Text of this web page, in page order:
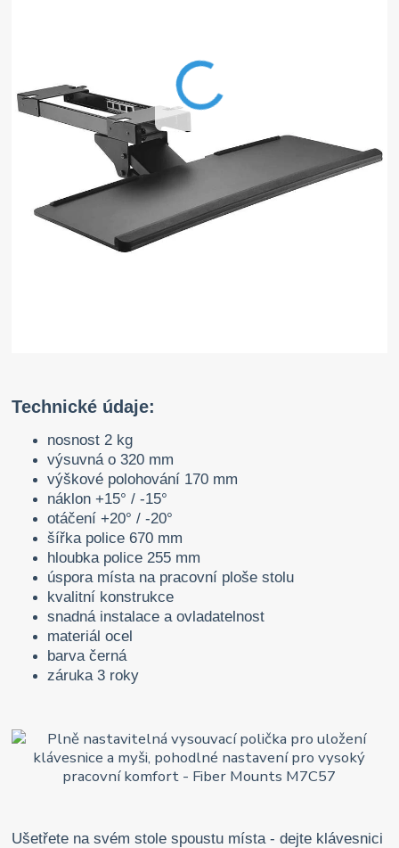
Technické údaje:
nosnost 2 kg
výsuvná o 320 mm
výškové polohování 170 mm
náklon +15° / -15°
otáčení +20° / -20°
šířka police 670 mm
hloubka police 255 mm
úspora místa na pracovní ploše stolu
kvalitní konstrukce
snadná instalace a ovladatelnost
materiál ocel
barva černá
záruka 3 roky
Ušetřete na svém stole spoustu místa - dejte klávesnici